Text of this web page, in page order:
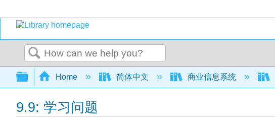
Search
Expand/collapse global hierarchy
Home 简体中文 商业信息系统
9.9: 学习问题